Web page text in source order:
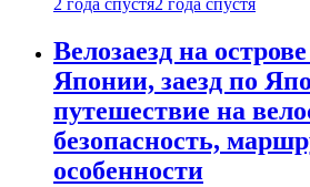
2 года спустя2 года спустя
Велозаезд на
Японии, заезд по
путешествие на
безопасность,
особенности